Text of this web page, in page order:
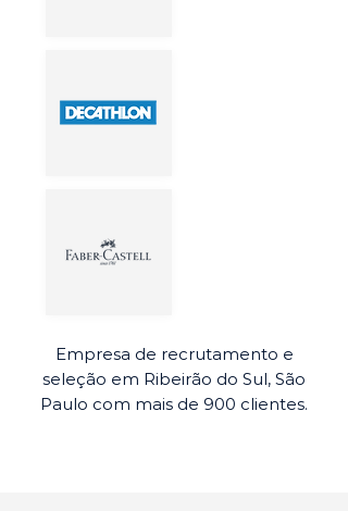
Empresa de recrutamento e
seleção em Ribeirão do Sul, São
Paulo com mais de 900 clientes.